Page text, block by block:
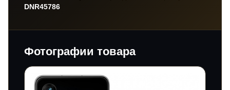
DNR45786
Фотографии товара